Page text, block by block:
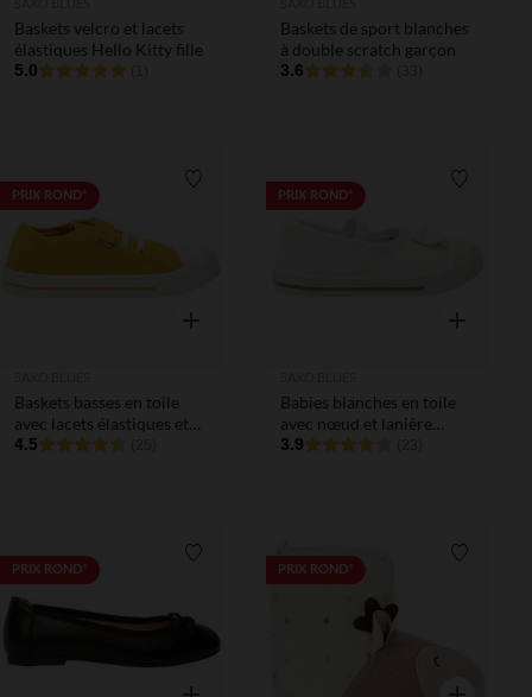
Baskets velcro et lacets
élastiques Hello Kitty fille
5.0
Baskets de sport blanches
à double scratch garçon
3.6
PRIX ROND* Liste de souhaits
Aperçu rapide
Baskets basses en toile
avec lacets élastiques et
velcro garçon
4.5
PRIX ROND*
Aperçu
Babies blanches en toile
avec nœud et lanière
élastiquée fille
3.9
PRIX ROND* Liste de souhaits
Aperçu rapide
PRIX ROND*
Aperçu